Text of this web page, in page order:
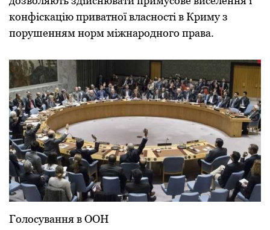
конфіскацію приватної власності в Криму з
порушенням норм міжнародного права.
Голосування в ООН